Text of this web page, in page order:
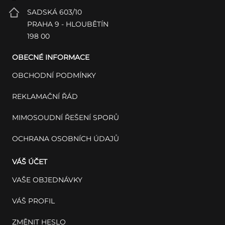
SADSKÁ 603/10
PRAHA 9 - HLOUBĚTÍN
198 00
OBECNÉ INFORMACE
OBCHODNÍ PODMÍNKY
REKLAMAČNÍ ŘÁD
MIMOSOUDNÍ ŘEŠENÍ SPORŮ
OCHRANA OSOBNÍCH ÚDAJŮ
VÁŠ ÚČET
VAŠE OBJEDNÁVKY
VÁŠ PROFIL
ZMĚNIT HESLO